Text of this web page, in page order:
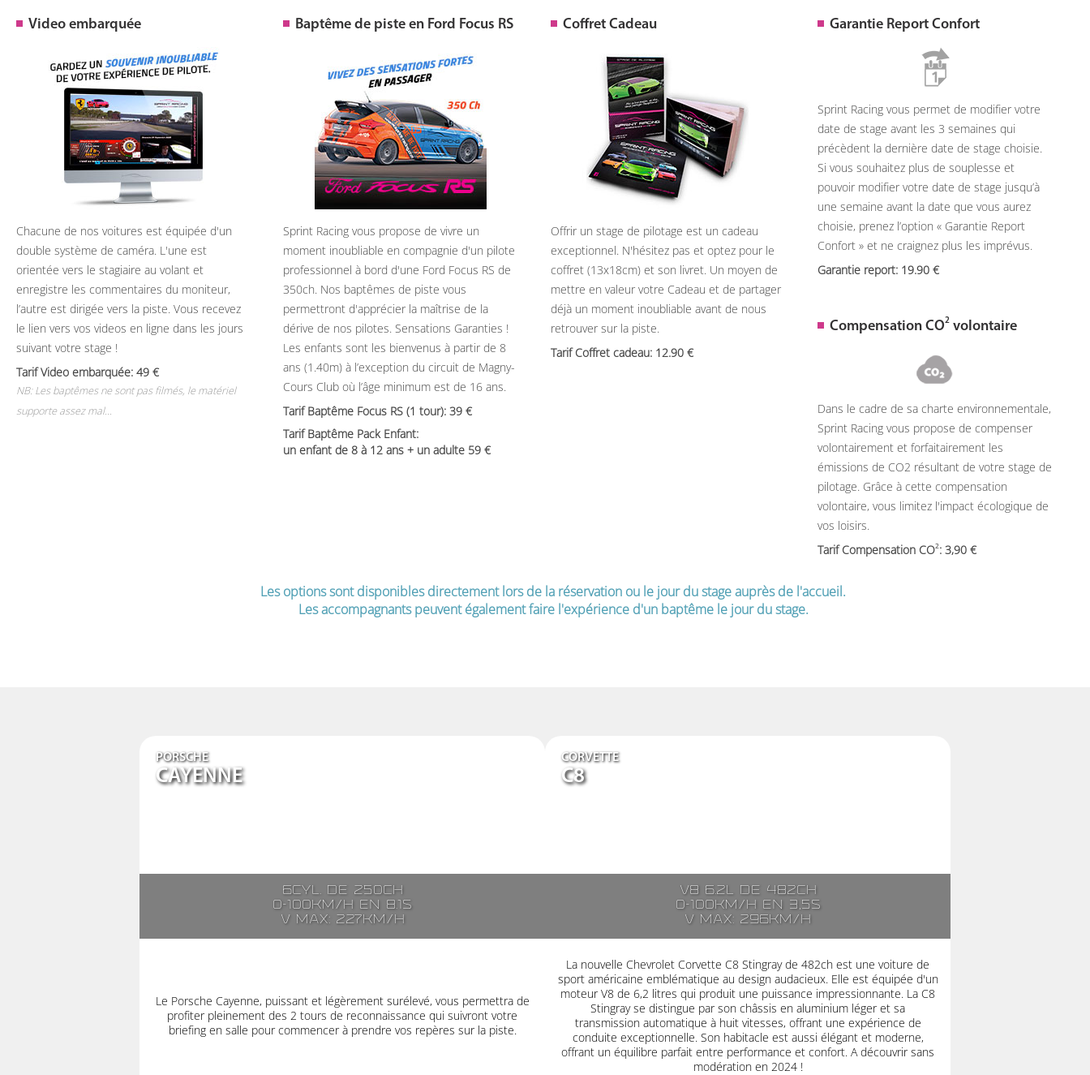
Video embarquée
Chacune de nos voitures est équipée d'un
double système de caméra. L'une est
orientée vers le stagiaire au volant et
enregistre les commentaires du moniteur,
l’autre est dirigée vers la piste. Vous recevez
le lien vers vos videos en ligne dans les jours
suivant votre stage !
Tarif Video embarquée: 49
NB: Les baptêmes ne sont pas filmés, le matériel
supporte assez mal...
Baptême de piste en Ford Focus RS
Sprint Racing vous propose de vivre un
moment inoubliable en compagnie d'un pilote
professionnel à bord d'une Ford Focus RS de
350ch. Nos baptêmes de piste vous
permettront d'apprécier la maîtrise de la
dérive de nos pilotes. Sensations Garanties !
Les enfants sont les bienvenus à partir de 8
ans (1.40m) à l’exception du circuit de Magny-
Cours Club où l’âge minimum est de 16 ans.
Tarif Baptême Focus RS (1 tour): 39
Tarif Baptême Pack Enfant:
un enfant de 8 à 12 ans + un adulte 59
Coffret Cadeau
Offrir un stage de pilotage est un cadeau
exceptionnel. N'hésitez pas et optez pour le
coffret (13x18cm) et son livret. Un moyen de
mettre en valeur votre Cadeau et de partager
déjà un moment inoubliable avant de nous
retrouver sur la piste.
Tarif Coffret cadeau: 12.90
Garantie Report Confort
Sprint Racing vous permet de modifier votre
date de stage avant les 3 semaines qui
précèdent la dernière date de stage choisie.
Si vous souhaitez plus de souplesse et
pouvoir modifier votre date de stage jusqu’à
une semaine avant la date que vous aurez
choisie, prenez l’option « Garantie Report
Confort » et ne craignez plus les imprévus.
Garantie report: 19.90
Compensation CO2volontaire
Dans le cadre de sa charte environnementale,
Sprint Racing vous propose de compenser
volontairement et forfaitairement les
émissions de CO2 résultant de votre stage de
pilotage. Grâce à cette compensation
volontaire, vous limitez l'impact écologique de
vos loisirs.
Tarif Compensation CO2: 3,90
Les options sont disponibles directement lors de la réservation ou le jour du stage auprès de l'accueil.
Les accompagnants peuvent également faire l'expérience d'un baptême le jour du stage.
PORSCHE
CAYENNE
6cyl. de 250ch
0-100km/h en 8.1s
V max: 227km/h
Le Porsche Cayenne, puissant et légèrement surélevé, vous permettra de
profiter pleinement des 2 tours de reconnaissance qui suivront votre
briefing en salle pour commencer à prendre vos repères sur la piste.
CORVETTE
C8
V8 6.2l de 482ch
0-100km/h en 3,5s
V max: 296km/h
La nouvelle Chevrolet Corvette C8 Stingray de 482ch est une voiture de
sport américaine emblématique au design audacieux. Elle est équipée d'un
moteur V8 de 6,2 litres qui produit une puissance impressionnante. La C8
Stingray se distingue par son châssis en aluminium léger et sa
transmission automatique à huit vitesses, offrant une expérience de
conduite exceptionnelle. Son habitacle est aussi élégant et moderne,
offrant un équilibre parfait entre performance et confort. A découvrir sans
modération en 2024 !